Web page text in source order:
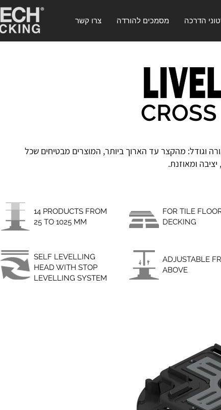
צרו קשר מסמכים להורדה הדרכה
וגודל: מהקצר עד הארוך ביותר, המוצרים מבטיחים שכל
ומאוזנת.
14 PRODUCTS FROM
25 TO 1025 MM
FOR TILE
DECKING
SELF LEVELLING
HEAD WITH STOP
LEVELLING SYSTEM
ADJUSTABLE
ABOVE